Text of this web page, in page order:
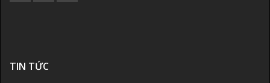
TIN TỨC